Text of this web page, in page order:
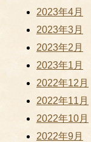
2023年4月
2023年3月
2023年2月
2023年1月
2022年12月
2022年11月
2022年10月
2022年9月